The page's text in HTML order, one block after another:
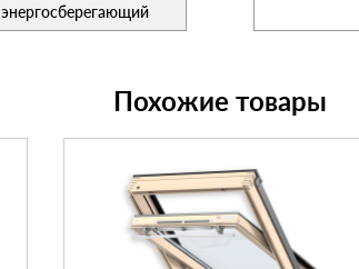
энергосберегающий
Похожие товары